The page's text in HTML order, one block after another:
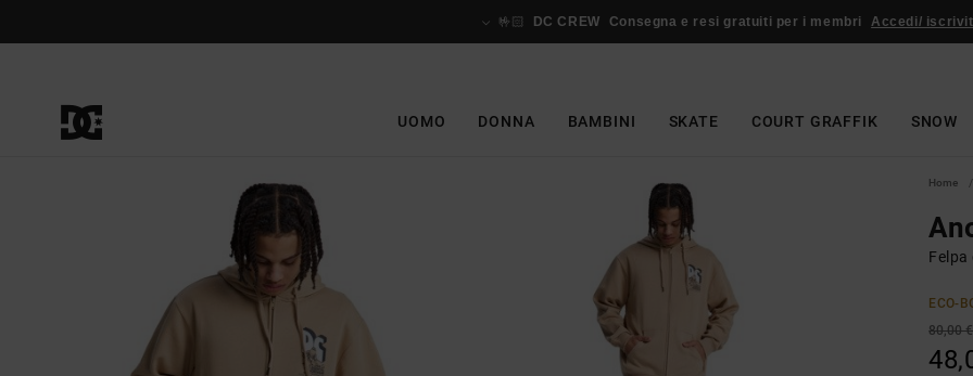
🤟🏻 DC CREW Consegna e resi gratuiti per i membri Accedi/
UOMO DONNA BAMBINI SKATE COURT GRAFFIK SNOW
Home
Felpa
ECO-
80,00 €